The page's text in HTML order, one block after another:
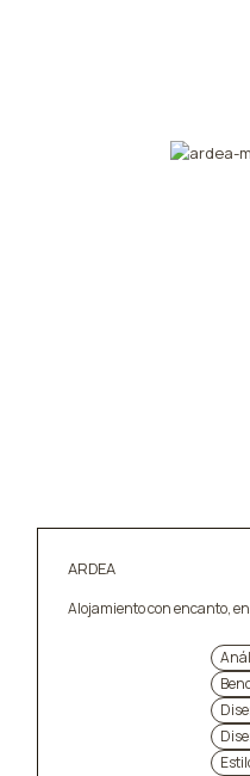
ARDEA
Alojamiento con encanto,